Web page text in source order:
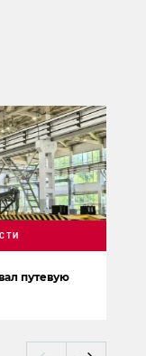
путевую